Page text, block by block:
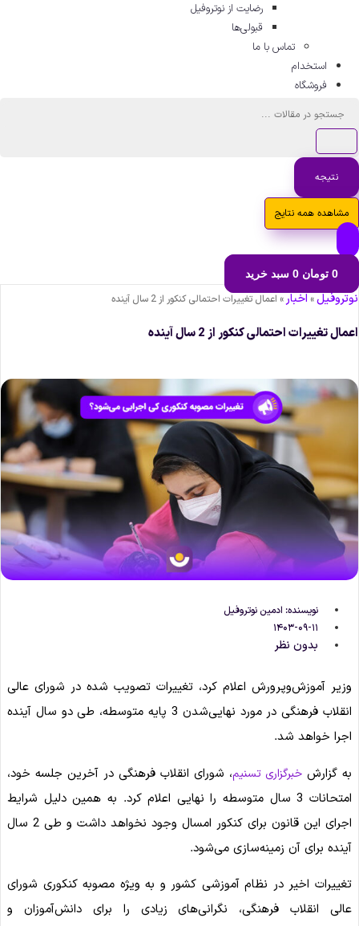
رضایت از نوتروفیل
قبولی‌ها
تماس با ما
استخدام
فروشگاه
نتیجه
مشاهده همه نتایج
0 تومان 0 سبد خرید
»اخبار»اعمال تغییرات احتمالی کنکور از 2 سال آینده
تغییرات احتمالی کنکور از 2 سال آینده
نویسنده:ادمین نوتروفیل
۱۴۰۳-۰۹-۱۱
بدون نظر
وزیر آموزش‌وپرورش اعلام کرد، تغییرات تصویب شده در شورای عالی
انقلاب فرهنگی در مورد نهایی‌شدن 3 پایه متوسطه، طی دو سال آینده
اجرا خواهد شد.
به گزارش خبرگزاری تسنیم، شورای انقلاب فرهنگی در آخرین جلسه خود،
امتحانات 3 سال متوسطه را نهایی اعلام کرد. به همین دلیل شرایط
اجرای این قانون برای کنکور امسال وجود نخواهد داشت و طی 2 سال
آینده برای آن زمینه‌سازی می‌شود.
تغییرات اخیر در نظام آموزشی کشور و به ویژه مصوبه کنکوری شورای
عالی انقلاب فرهنگی، نگرانی‌های زیادی را برای دانش‌آموزان و